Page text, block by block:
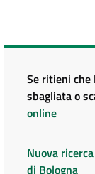
Se ritieni
sbagliata o
online
Nuova
di Bologna